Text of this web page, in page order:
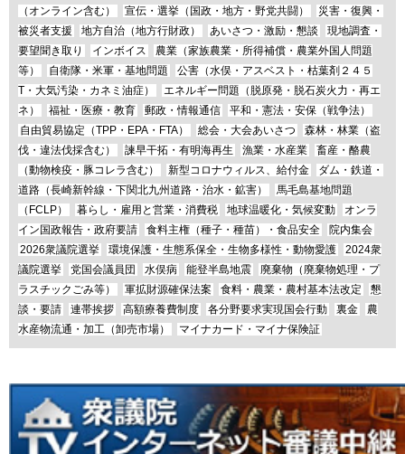
（オンライン含む）
宣伝・選挙（国政・地方・野党共闘）
災害・復興・
被災者支援
地方自治（地方行財政） あいさつ・激励・懇談
現地調査・
要望聞き取り
インボイス
農業（家族農業・所得補償・農業外国人問題
等）
自衛隊・米軍・基地問題
公害（水俣・アスベスト・枯葉剤２４５
T・大気汚染・カネミ油症）
エネルギー問題（脱原発・脱石炭火力・再エ
ネ）
福祉・医療・教育 郵政・情報通信
平和・憲法・安保（戦争法）
自由貿易協定（TPP・EPA・FTA）
総会・大会あいさつ
森林・林業（盗
伐・違法伐採含む）
諫早干拓・有明海再生 漁業・水産業
畜産・酪農
（動物検疫・豚コレラ含む）
新型コロナウィルス、給付金
ダム・鉄道・
道路（長崎新幹線・下関北九州道路・治水・鉱害）
馬毛島基地問題
（FCLP）
暮らし・雇用と営業・消費税 地球温暖化・気候変動
オンラ
イン国政報告・政府要請
食料主権（種子・種苗）・食品安全
院内集会
2026衆議院選挙
環境保護・生態系保全・生物多様性・動物愛護
2024衆
議院選挙
党国会議員団 水俣病 能登半島地震
廃棄物（廃棄物処理・プ
ラスチックごみ等）
軍拡財源確保法案 食料・農業・農村基本法改定
懇
談・要請
連帯挨拶 高額療養費制度 各分野要求実現国会行動 裏金
農
水産物流通・加工（卸売市場）
マイナカード・マイナ保険証